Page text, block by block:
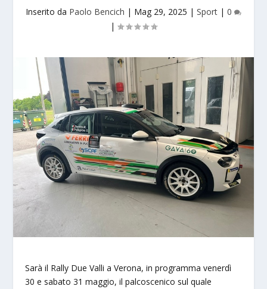
Inserito da Paolo Bencich | Mag 29, 2025 | Sport | 0
|
Sarà il Rally Due Valli a Verona, in programma venerdì
30 e sabato 31 maggio, il palcoscenico sul quale